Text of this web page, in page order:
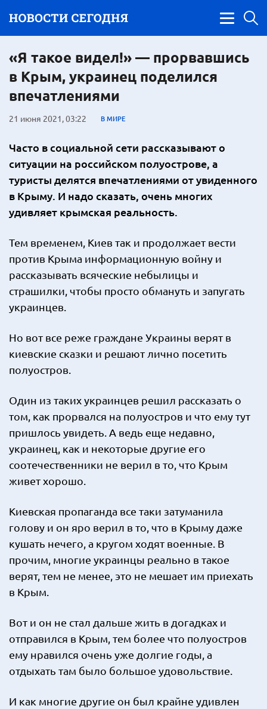
«Я такое видел!» — прорвавшись
в Крым, украинец поделился
впечатлениями
21 июня 2021, 03:22 В МИРЕ
Часто в социальной сети рассказывают о
ситуации на российском полуострове, а
туристы делятся впечатлениями от увиденного
в Крыму. И надо сказать, очень многих
удивляет крымская реальность.
Тем временем, Киев так и продолжает вести
против Крыма информационную войну и
рассказывать всяческие небылицы и
страшилки, чтобы просто обмануть и запугать
украинцев.
Но вот все реже граждане Украины верят в
киевские сказки и решают лично посетить
полуостров.
Один из таких украинцев решил рассказать о
том, как прорвался на полуостров и что ему тут
пришлось увидеть. А ведь еще недавно,
украинец, как и некоторые другие его
соотечественники не верил в то, что Крым
живет хорошо.
Киевская пропаганда все таки затуманила
голову и он яро верил в то, что в Крыму даже
кушать нечего, а кругом ходят военные. В
прочим, многие украинцы реально в такое
верят, тем не менее, это не мешает им приехать
в Крым.
Вот и он не стал дальше жить в догадках и
отправился в Крым, тем более что полуостров
ему нравился очень уже долгие годы, а
отдыхать там было большое удовольствие.
И как многие другие он был крайне удивлен